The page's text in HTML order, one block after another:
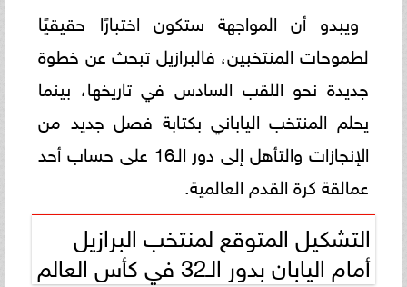
ويبدو أن المواجهة ستكون اختبارًا حقيقيًا
لطموحات المنتخبين، فالبرازيل تبحث عن خطوة
جديدة نحو اللقب السادس في تاريخها، بينما
يحلم المنتخب الياباني بكتابة فصل جديد من
الإنجازات والتأهل إلى دور الـ16 على حساب أحد
عمالقة كرة القدم العالمية.
التشكيل المتوقع لمنتخب البرازيل
أمام اليابان بدور الـ32 في كأس العالم